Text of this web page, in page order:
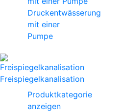
Druckentwässerung
mit einer
Pumpe
Freispiegelkanalisation
Produktkategorie
anzeigen